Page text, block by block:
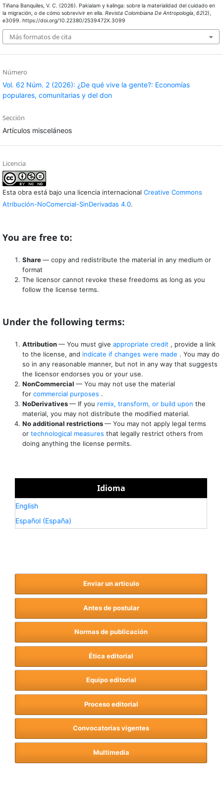
Tiñana Banquiles, V. C. (2026). Pakialam y kalinga: sobre la materialidad del cuidado en
la migración, o de cómo sobrevivir en ella. Revista Colombiana De Antropología, 62(2),
e3099. https://doi.org/10.22380/2539472X.3099
Más formatos de cita
Número
Vol. 62 Núm. 2 (2026): ¿De qué vive la gente?: Economías
populares, comunitarias y del don
Sección
Artículos misceláneos
Licencia
Esta obra está bajo una licencia internacional Creative Commons
Atribución-NoComercial-SinDerivadas 4.0.
You are free to:
Share— copy and redistribute the material in any medium or
format
The licensor cannot revoke these freedoms as long as you
follow the license terms.
Under the following terms:
Attribution— You must give appropriate credit , provide a link
to the license, and indicate if changes were made . You may do
so in any reasonable manner, but not in any way that suggests
the licensor endorses you or your use.
NonCommercial — You may not use the material
for commercial purposes .
NoDerivatives— If you remix, transform, or build upon the
material, you may not distribute the modified material.
No additional restrictions— You may not apply legal terms
or technological measures that legally restrict others from
doing anything the license permits.
Idioma
English
Español (España)
Enviar un artículo
Antes de postular
Normas de publicación
Ética editorial
Equipo editorial
Proceso editorial
Convocatorias vigentes
Multimedia